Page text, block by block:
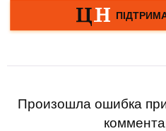
Произошла ошибка